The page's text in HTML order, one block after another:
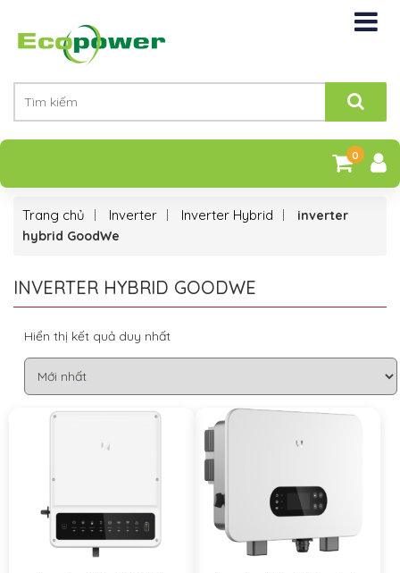
0
Trang chủ Inverter Inverter Hybrid
inverter
hybrid GoodWe
INVERTER HYBRID GOODWE
Hiển thị kết quả duy nhất